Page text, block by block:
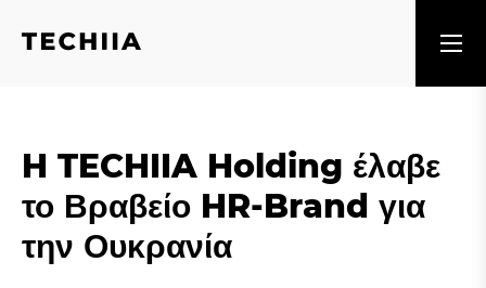
H TECHIIA Holding έλαβε
το Βραβείο HR-Brand για
την Ουκρανία